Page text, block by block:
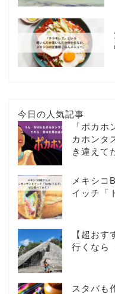
今日の人気記事
「ポカ
カホンタ
き違えて
メキシコ
イッチ「
【超お
行くなら
スタバも